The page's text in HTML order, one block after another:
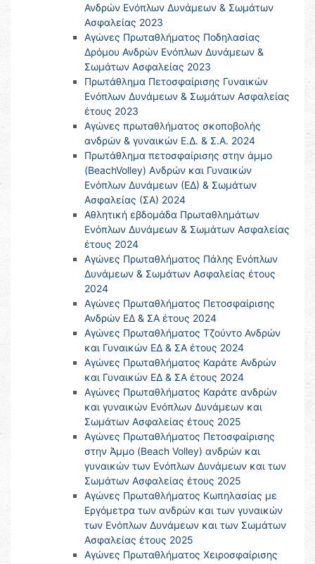
Ανδρών Ενόπλων Δυνάμεων & Σωμάτων
Ασφαλείας 2023
Αγώνες Πρωταθλήματος Ποδηλασίας
Δρόμου Ανδρών Ενόπλων Δυνάμεων &
Σωμάτων Ασφαλείας 2023
Πρωτάθλημα Πετοσφαίρισης Γυναικών
Ενόπλων Δυνάμεων & Σωμάτων Ασφαλείας
έτους 2023
Αγώνες πρωταθλήματος σκοποβολής
ανδρών & γυναικών Ε.Δ. & Σ.Α. 2024
Πρωτάθλημα πετοσφαίρισης στην άμμο
(BeachVolley) Aνδρών και Γυναικών
Ενόπλων Δυνάμεων (ΕΔ) & Σωμάτων
Ασφαλείας (ΣΑ) 2024
Αθλητική εβδομάδα Πρωταθλημάτων
Ενόπλων Δυνάμεων & Σωμάτων Ασφαλείας
έτους 2024
Αγώνες Πρωταθλήματος Πάλης Ενόπλων
Δυνάμεων & Σωμάτων Ασφαλείας έτους
2024
Αγώνες Πρωταθλήματος Πετοσφαίρισης
Ανδρών ΕΔ & ΣΑ έτους 2024
Αγώνες Πρωταθλήματος Τζούντο Ανδρών
και Γυναικών ΕΔ & ΣΑ έτους 2024
Αγώνες Πρωταθλήματος Καράτε Ανδρών
και Γυναικών ΕΔ & ΣΑ έτους 2024
Αγώνες Πρωταθλήματος Καράτε ανδρών
και γυναικών Ενόπλων Δυνάμεων και
Σωμάτων Ασφαλείας έτους 2025
Αγώνες Πρωταθλήματος Πετοσφαίρισης
στην Άμμο (Beach Volley) ανδρών και
γυναικών των Ενόπλων Δυνάμεων και των
Σωμάτων Ασφαλείας έτους 2025
Αγώνες Πρωταθλήματος Κωπηλασίας με
Εργόμετρα των ανδρών και των γυναικών
των Ενόπλων Δυνάμεων και των Σωμάτων
Ασφαλείας έτους 2025
Αγώνες Πρωταθλήματος Χειροσφαίρισης